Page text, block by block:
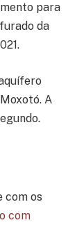
para
da
A
com os
com